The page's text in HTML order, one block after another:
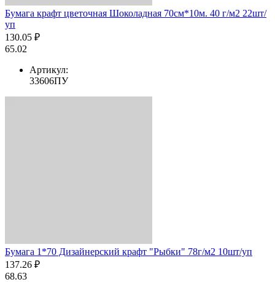
Бумага крафт цветочная Шоколадная 70см*10м. 40 г/м2 22шт/
уп
130.05 ₽
65.02
Артикул:
33606ПУ
Бумага 1*70 Дизайнерский крафт "Рыбки" 78г/м2 10шт/уп
137.26 ₽
68.63